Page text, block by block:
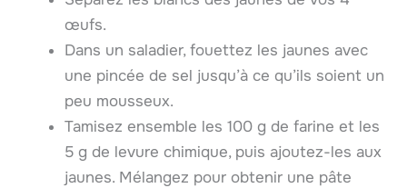
œufs.
Dans un saladier, fouettez les jaunes avec
une pincée de sel jusqu’à ce qu’ils soient un
peu mousseux.
Tamisez ensemble les 100 g de farine et les
5 g de levure chimique, puis ajoutez-les aux
jaunes. Mélangez pour obtenir une pâte